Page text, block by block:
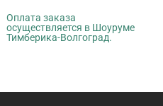
Оплата заказа
осуществляется в Шоуруме
Тимберика-Волгоград.